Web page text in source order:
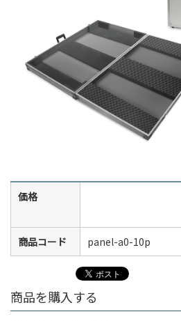
価格
商品コード panel-a0-10p
商品を購入する